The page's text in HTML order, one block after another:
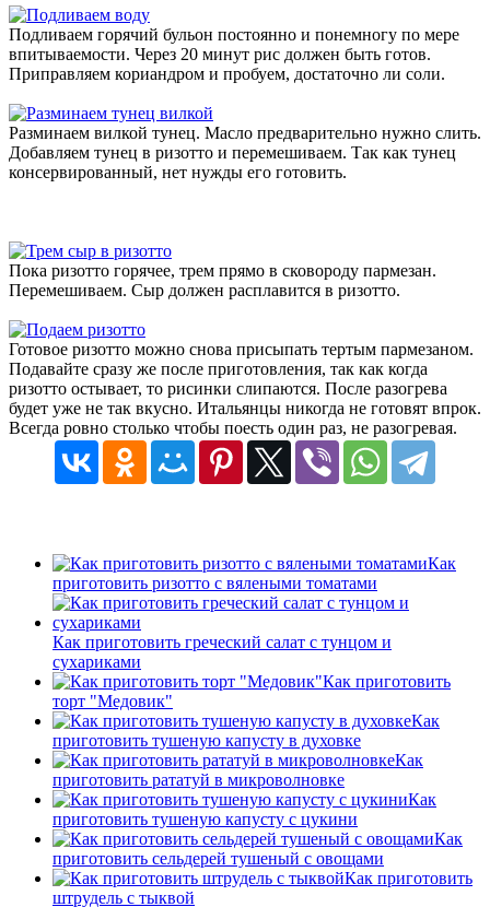
Подливаем горячий бульон постоянно и понемногу по мере
впитываемости. Через 20 минут рис должен быть готов.
Приправляем кориандром и пробуем, достаточно ли соли.
Разминаем вилкой тунец. Масло предварительно нужно слить.
Добавляем тунец в ризотто и перемешиваем. Так как тунец
консервированный, нет нужды его готовить.
Пока ризотто горячее, трем прямо в сковороду пармезан.
Перемешиваем. Сыр должен расплавится в ризотто.
Готовое ризотто можно снова присыпать тертым пармезаном.
Подавайте сразу же после приготовления, так как когда
ризотто остывает, то рисинки слипаются. После разогрева
будет уже не так вкусно. Итальянцы никогда не готовят впрок.
Всегда ровно столько чтобы поесть один раз, не разогревая.
Как
приготовить ризотто с вялеными томатами
Как приготовить греческий салат с тунцом и
сухариками
Как приготовить
торт "Медовик"
Как
приготовить тушеную капусту в духовке
Как
приготовить рататуй в микроволновке
Как
приготовить тушеную капусту с цукини
Как
приготовить сельдерей тушеный с овощами
Как приготовить
штрудель с тыквой